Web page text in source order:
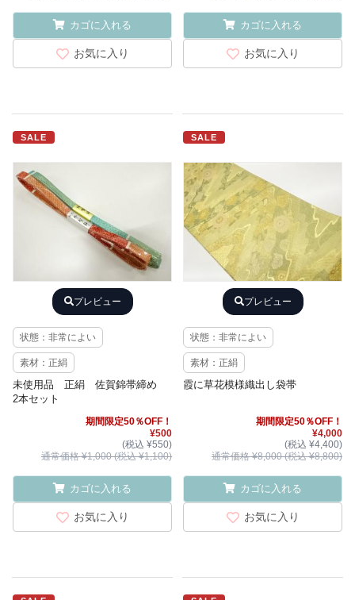
カゴに入れる
お気に入り
カゴに入れる
お気に入り
SALE
プレビュー
状態：非常によい
素材：正絹
未使用品 正絹 佐賀錦帯締め
2本セット
期間限定50％OFF！
¥500
(税込 ¥550)
通常価格 ¥1,000 (税込 ¥1,100)
カゴに入れる
お気に入り
SALE
プレビュー
状態：非常によい
素材：正絹
霞に草花模様織出し袋帯
期間限定50％OFF！
¥4,000
(税込 ¥4,400)
通常価格 ¥8,000 (税込 ¥8,800)
カゴに入れる
お気に入り